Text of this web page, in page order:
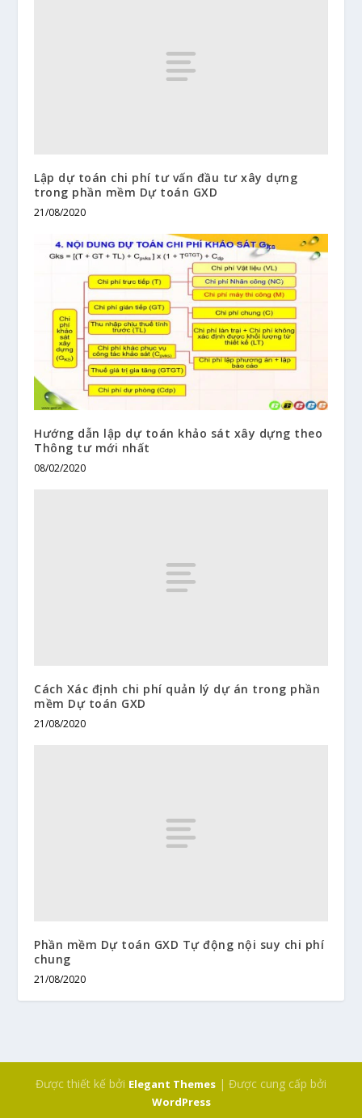
Lập dự toán chi phí tư vấn đầu tư xây dựng
trong phần mềm Dự toán GXD
21/08/2020
Hướng dẫn lập dự toán khảo sát xây dựng theo
Thông tư mới nhất
08/02/2020
Cách Xác định chi phí quản lý dự án trong phần
mềm Dự toán GXD
21/08/2020
Phần mềm Dự toán GXD Tự động nội suy chi phí
chung
21/08/2020
Được thiết kế bởi Elegant Themes | Được cung cấp bởi
WordPress